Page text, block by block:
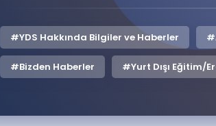
#YDS Hakkında Bilgiler ve Haberler
#Bizden Haberler #Yurt Dışı Eğitim/